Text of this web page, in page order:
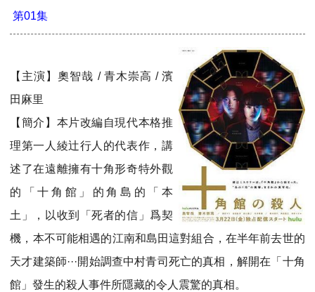
第01集
【主演】奧智哉 / 青木崇高 / 濱
田麻里
【簡介】本片改編自現代本格推
理第一人綾辻行人的代表作，講
述了在遠離擁有十角形奇特外觀
的「十角館」的角島的「本
土」，以收到「死者的信」爲契
機，本不可能相遇的江南和島田這對組合，在半年前去世的
天才建築師···開始調查中村青司死亡的真相，解開在「十角
館」發生的殺人事件所隱藏的令人震驚的真相。